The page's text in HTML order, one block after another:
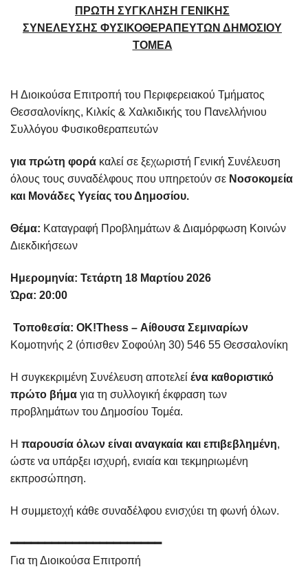
ΠΡΩΤΗ ΣΥΓΚΛΗΣΗ ΓΕΝΙΚΗΣ
ΣΥΝΕΛΕΥΣΗΣ ΦΥΣΙΚΟΘΕΡΑΠΕΥΤΩΝ ΔΗΜΟΣΙΟΥ
ΤΟΜΕΑ
Η Διοικούσα Επιτροπή του Περιφερειακού Τμήματος
Θεσσαλονίκης, Κιλκίς & Χαλκιδικής του Πανελλήνιου
Συλλόγου Φυσικοθεραπευτών
για πρώτη φορά καλεί σε ξεχωριστή Γενική Συνέλευση
όλους τους συναδέλφους που υπηρετούν σε Νοσοκομεία
και Μονάδες Υγείας του Δημοσίου.
Θέμα: Καταγραφή Προβλημάτων & Διαμόρφωση Κοινών
Διεκδικήσεων
Ημερομηνία: Τετάρτη 18 Μαρτίου 2026
Ώρα: 20:00
Τοποθεσία: OK!Thess – Αίθουσα Σεμιναρίων
Κομοτηνής 2 (όπισθεν Σοφούλη 30) 546 55 Θεσσαλονίκη
Η συγκεκριμένη Συνέλευση αποτελεί ένα καθοριστικό
πρώτο βήμα για τη συλλογική έκφραση των
προβλημάτων του Δημοσίου Τομέα.
Η παρουσία όλων είναι αναγκαία και επιβεβλημένη,
ώστε να υπάρξει ισχυρή, ενιαία και τεκμηριωμένη
εκπροσώπηση.
Η συμμετοχή κάθε συναδέλφου ενισχύει τη φωνή όλων.
━━━━━━━━━━━━━━━━━━━━━━
Για τη Διοικούσα Επιτροπή